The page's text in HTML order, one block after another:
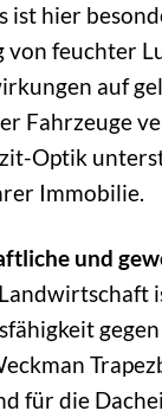
ist hier
von feuchter
auf
Fahrzeuge
Optik
Immobilie.
und
für die